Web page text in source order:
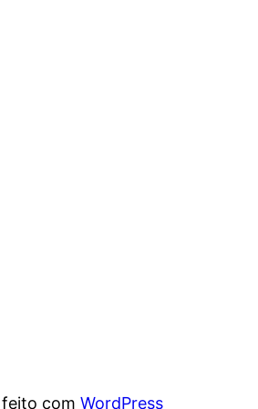
feito comWordPress